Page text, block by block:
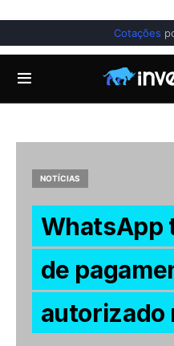
Cotações
NOTÍCIAS
WhatsApp
de
autorizado